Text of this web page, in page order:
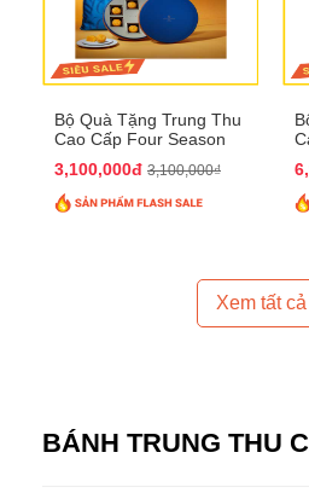
Bộ Quà Tặng Trung Thu
Cao Cấp Four Season
3,100,000đ 3,100,000₫
Xem tất cả
BÁNH TRUNG THU